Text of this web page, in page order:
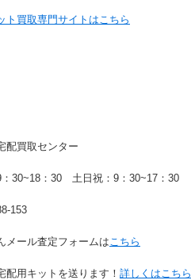
ト買取専門サイトはこちら
配買取センター
：30~18：30 土日祝：9：30~17：30
153
メール査定フォームは こちら
配用キットを送ります！ 詳しくはこちら